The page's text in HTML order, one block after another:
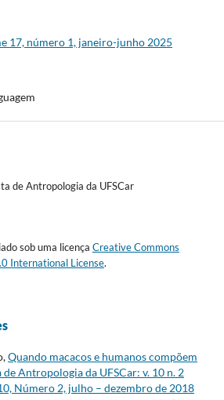
17, número 1, janeiro-junho 2025
de Antropologia da UFSCar
sob uma licença Creative Commons
International License.
Quando macacos e humanos compõem
de Antropologia da UFSCar: v. 10 n. 2
Número 2, julho – dezembro de 2018